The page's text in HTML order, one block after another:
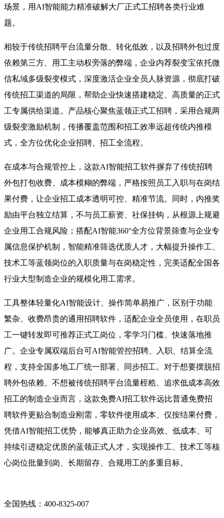
场景，用AI智能能力精准破解大厂正式工招聘各类行业难
题。
相较于传统招聘平台流量分散、转化低效，以及招聘外包过度
依赖第三方、用工主动权旁落的弊端，企业内荐裂变宝依托微
信私域多级裂变模式，深度激活企业全员人脉资源，彻底打破
传统招工渠道的局限，帮助企业快速搭建稳定、高质量的正式
工专属供给渠道。产品核心聚焦蓝领正式工招聘，采用合规两
级裂变激励机制，传播覆盖范围和招工效率远超传统内推模
式，全方位优化企业招聘、招工全流程。
在成本与合规管控上，这款AI智能招工软件摒弃了传统招聘
外包打包收费、成本模糊的弊端，严格按照员工入职与在岗结
果付费，让企业招工成本透明可控、精准节流。同时，内推奖
励由平台独立结算，不与员工薪资、社保挂钩，从根源上规避
企业用工合规风险；搭配AI智能360°全方位背景筛查与企业专
属信息保护机制，智能精准筛选优质人才，大幅提升操作工、
技术工等蓝领岗位的入职质量与在岗稳定性，完美适配全国各
行业大型制造企业的规模化用工需求。
工具整体轻量化AI智能设计、操作简单易推广，区别于功能
繁杂、收费昂贵的通用招聘软件，适配企业全员使用，在职员
工一键转发即可推荐正式工岗位，零学习门槛、快速落地推
广。企业专属双端后台可AI智能管控招聘、入职、结算全流
程，支持全国多地工厂统一部署、同步招工。对于想要摆脱招
聘外包依赖、不想被传统招聘平台流量桎梏、追求低成本高效
招工的制造企业而言，这款免费AI招工软件远比普通免费招
聘软件更贴合制造业刚需，零软件使用成本、仅按结果付费，
凭借AI智能招工优势，能够真正助力企业高效、低成本、可
持续引进稳定优质的蓝领正式人才，实现操作工、技术工等核
心岗位批量到岗、长期留存、合规用工的多重目标。
全国热线：400‑8325‑007